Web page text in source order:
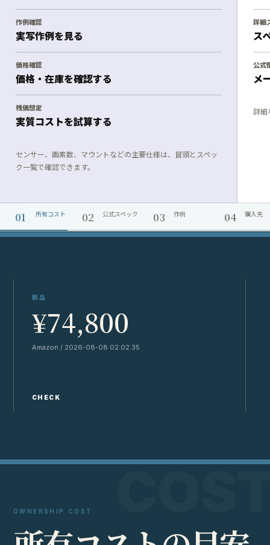
作例確認
実写作例を見る
価格確認
価格・在庫を確認する
残価想定
実質コストを試算する
センサー、画素数、マウントなどの主要仕様は、冒頭とスペッ
ク一覧で確認できます。
詳細
ス
公式
メ
詳細
01 所有コスト 02 公式スペック 03 作例 04 購入先
新品
¥74,800
Amazon / 2026-08-08 02:02:35
CHECK
OWNERSHIP COST